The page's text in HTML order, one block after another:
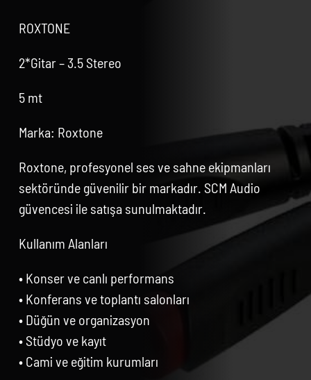
ROXTONE
2*Gitar – 3.5 Stereo
5 mt
Marka: Roxtone
Roxtone, profesyonel ses ve sahne ekipmanları
sektöründe güvenilir bir markadır. SCM Audio
güvencesi ile satışa sunulmaktadır.
Kullanım Alanları
• Konser ve canlı performans
• Konferans ve toplantı salonları
• Düğün ve organizasyon
• Stüdyo ve kayıt
• Cami ve eğitim kurumları